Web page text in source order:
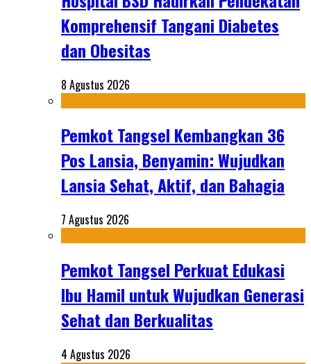
Komprehensif Tangani Diabetes
dan Obesitas
8 Agustus 2026
Pemkot Tangsel Kembangkan 36
Pos Lansia, Benyamin: Wujudkan
Lansia Sehat, Aktif, dan Bahagia
7 Agustus 2026
Pemkot Tangsel Perkuat Edukasi
Ibu Hamil untuk Wujudkan Generasi
Sehat dan Berkualitas
4 Agustus 2026